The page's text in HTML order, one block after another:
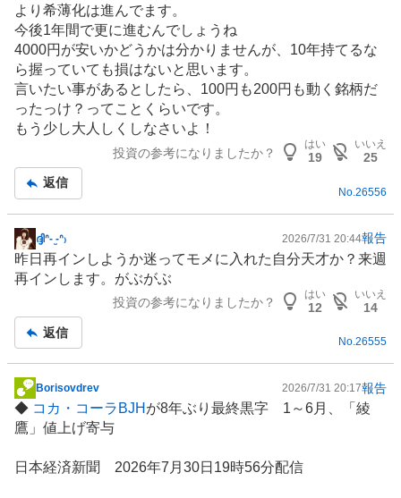
記
事
より希薄化は進んでます。
今後1年間で更に進むんでしょうね
4000円が安いかどうかは分かりませんが、10年持てるな
ら握っていても損はないと思います。
言いたい事があるとしたら、100円も200円も動く銘柄だ
ったっけ？ってことくらいです。
もう少し大人しくしなさいよ！
投資の参考になりましたか？
はい
19
いいえ
25
返信
No. 26556
掲
示
板
ദ്ദിᐢ- ̫-ᐢ₎ 2026/7/31 20:44報告
昨日再インしようか迷ってモメに入れた自分天才か？来週
再インします。がぶがぶ
投資の参考になりましたか？
はい
12
いいえ
14
返信
No.26555
掲
示
板
事
Borisovdrev 2026/7/31 20:17報告
◆ コカ・コーラBJH が8年ぶり最終黒字 1～6月、「綾
鷹」値上げ寄与
日本経済新聞 2026年7月30日19時56分配信